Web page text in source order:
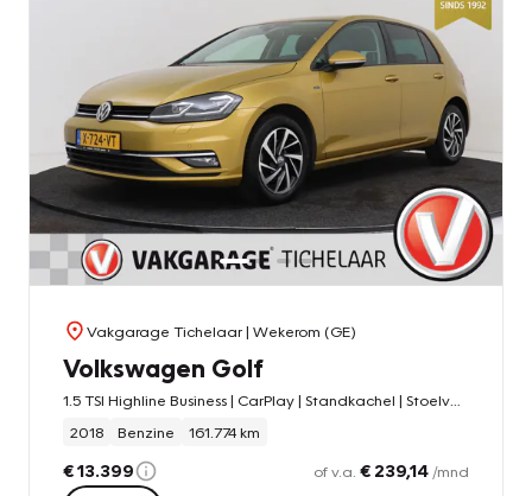
Vakgarage Tichelaar| Wekerom (GE)
Volkswagen Golf
2018
Benzine 161.774 km
€ 13.399 of v.a. € 239,14 /mnd